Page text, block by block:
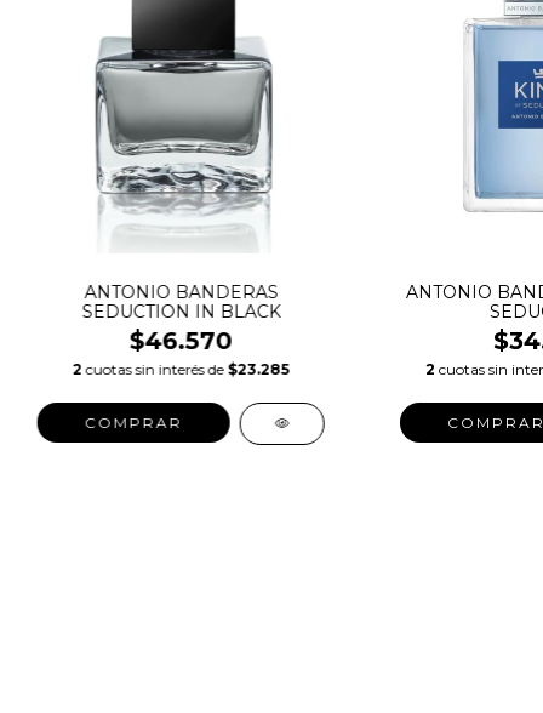
ANTONIO BANDERAS
SEDUCTION IN BLACK
$46.570
2 cuotas sin interés de $23.285
COMPRAR
ANTONIO
2 cuotas sin